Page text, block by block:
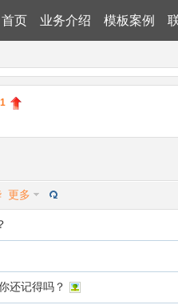
首页 业务介绍 模板案例
1
更多
还记得吗？